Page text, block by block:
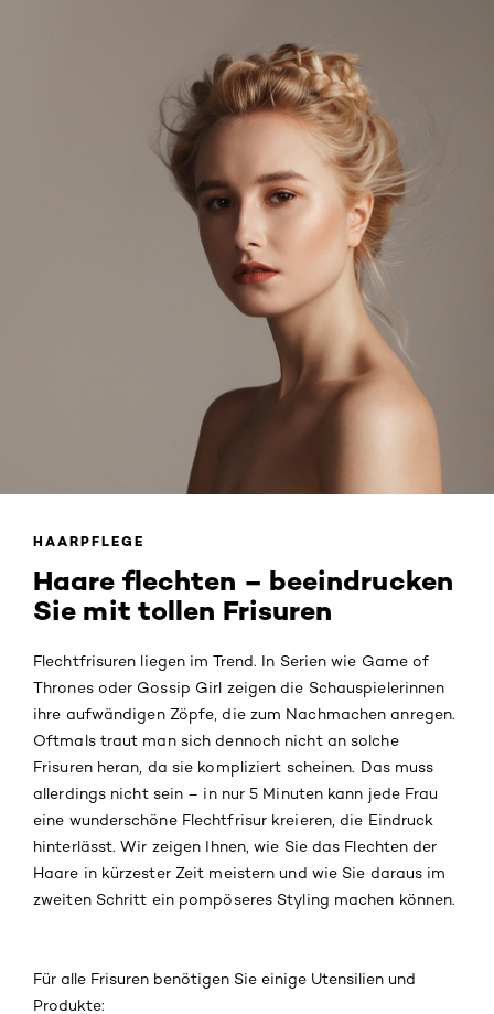
HAARPFLEGE
Haare flechten – beeindrucken
Sie mit tollen Frisuren
Flechtfrisuren liegen im Trend. In Serien wie Game of
Thrones oder Gossip Girl zeigen die Schauspielerinnen
ihre aufwändigen Zöpfe, die zum Nachmachen anregen.
Oftmals traut man sich dennoch nicht an solche
Frisuren heran, da sie kompliziert scheinen. Das muss
allerdings nicht sein – in nur 5 Minuten kann jede Frau
eine wunderschöne Flechtfrisur kreieren, die Eindruck
hinterlässt. Wir zeigen Ihnen, wie Sie das Flechten der
Haare in kürzester Zeit meistern und wie Sie daraus im
zweiten Schritt ein pompöseres Styling machen können.
Für alle Frisuren benötigen Sie einige Utensilien und
Produkte: